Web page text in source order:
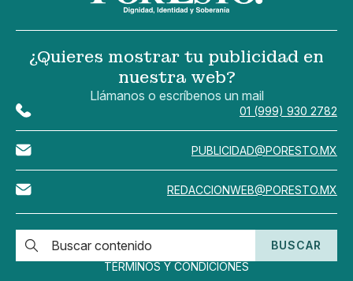
¿Quieres mostrar tu publicidad en
nuestra web?
Llámanos o escríbenos un mail
01 (999) 930 2782
PUBLICIDAD@PORESTO.MX
REDACCIONWEB@PORESTO.MX
BUSCAR
TÉRMINOS Y CONDICIONES